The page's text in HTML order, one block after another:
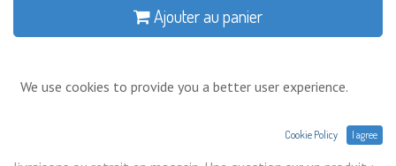
Ajouter au panier
Prix exprimés Hors TVA. Expéditions,
We use cookies to provide you a better user experience.
Cookie Policy I agree